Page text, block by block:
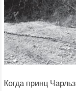
Когда принц